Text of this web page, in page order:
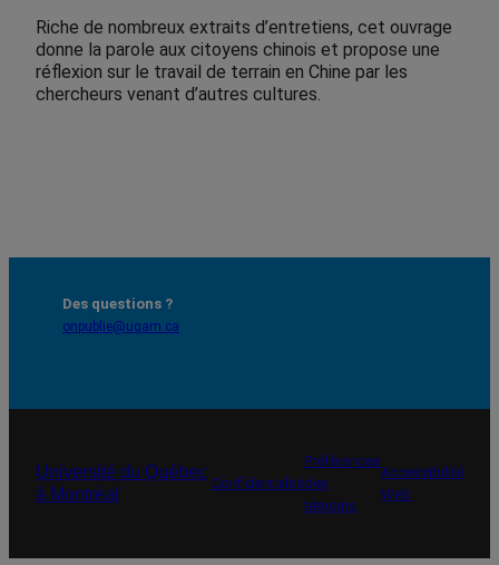
Riche de nombreux extraits d’entretiens, cet ouvrage
donne la parole aux citoyens chinois et propose une
réflexion sur le travail de terrain en Chine par les
chercheurs venant d’autres cultures.
Des questions ?
onpublie@uqam.ca
Université du Québec
à Montréal
Confidentialité
Préférences
des
témoins
Accessibilité
Web